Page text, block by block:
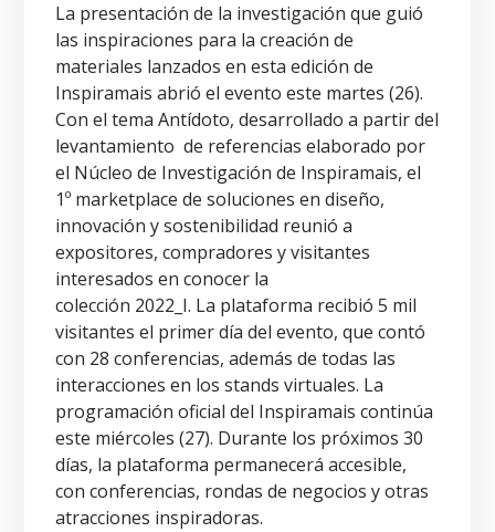
La presentación de la investigación que guió
las inspiraciones para la creación de
materiales lanzados en esta edición de
Inspiramais abrió el evento este martes (26).
Con el tema Antídoto, desarrollado a partir del
levantamiento de referencias elaborado por
el Núcleo de Investigación de Inspiramais,el
1º marketplace de soluciones en diseño,
innovación y sostenibilidad reunió a
expositores, compradores y visitantes
interesados en conocer la
colección 2022_I. La plataforma recibió 5 mil
visitantes el primer día del evento, que contó
con 28 conferencias, además de todas las
interacciones en los stands virtuales. La
programación oficial del Inspiramais continúa
este miércoles (27). Durante los próximos 30
días, la plataforma permanecerá accesible,
con conferencias, rondas de negocios y otras
atracciones inspiradoras.